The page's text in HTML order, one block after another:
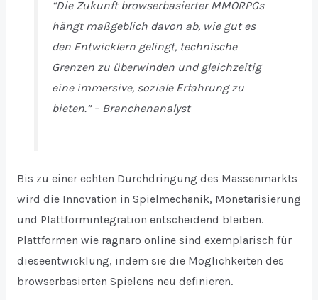
“Die Zukunft browserbasierter MMORPGs
hängt maßgeblich davon ab, wie gut es
den Entwicklern gelingt, technische
Grenzen zu überwinden und gleichzeitig
eine immersive, soziale Erfahrung zu
bieten.” – Branchenanalyst
Bis zu einer echten Durchdringung des Massenmarkts
wird die Innovation in Spielmechanik, Monetarisierung
und Plattformintegration entscheidend bleiben.
Plattformen wie ragnaro online sind exemplarisch für
dieseentwicklung, indem sie die Möglichkeiten des
browserbasierten Spielens neu definieren.